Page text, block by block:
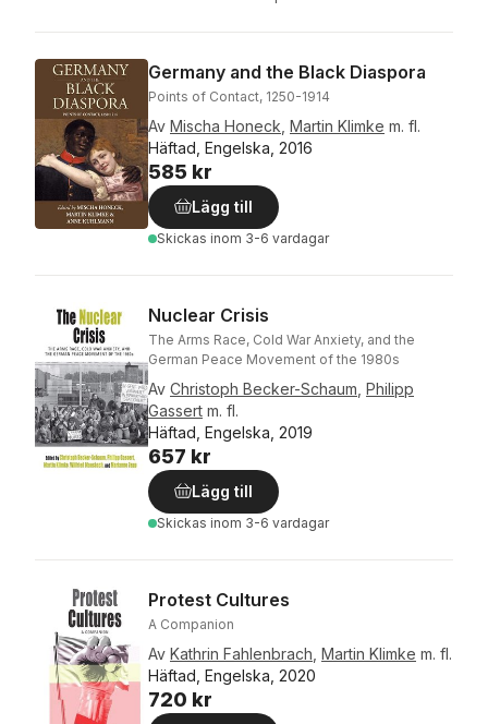
Germany and the Black Diaspora
Points of Contact, 1250-1914
Av Mischa Honeck Martin Klimke m. fl.
Häftad, Engelska, 2016
585 kr
Lägg till
Skickas inom 3-6 vardagar
Nuclear Crisis
The Arms Race, Cold War Anxiety, and the
German Peace Movement of the 1980s
Av Christoph Becker-Schaum Philipp
Gassert m. fl.
Häftad, Engelska, 2019
657 kr
Lägg till
Skickas inom 3-6 vardagar
Protest Cultures
A Companion
Av Kathrin Fahlenbrach Martin Klimke m. fl.
Häftad, Engelska, 2020
720 kr